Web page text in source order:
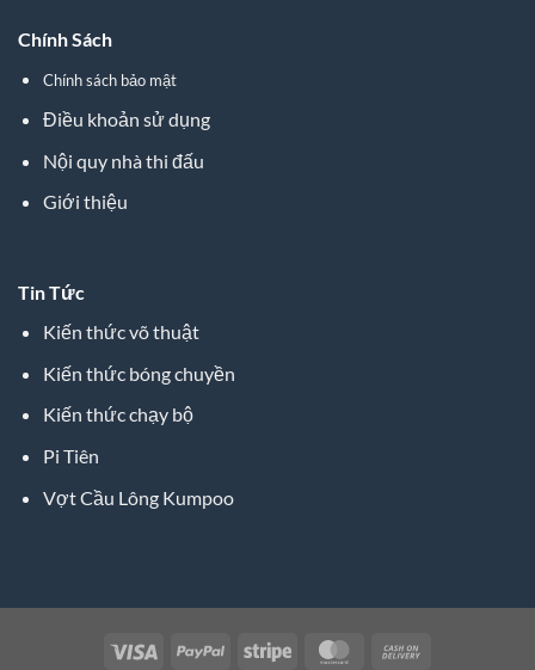
Chính Sách
Chính sách bảo mật
Điều khoản sử dụng
Nội quy nhà thi đấu
Giới thiệu
Tin Tức
Kiến thức võ thuật
Kiến thức bóng chuyền
Kiến thức chạy bộ
Pi Tiên
Vợt Cầu Lông Kumpoo